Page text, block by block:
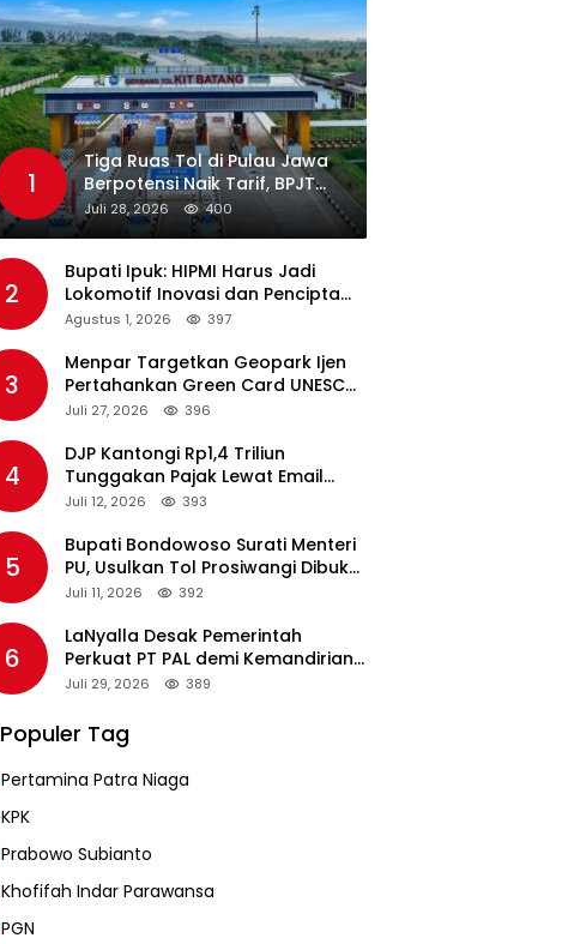
1
Tiga Ruas Tol di Pulau Jawa
Berpotensi Naik Tarif, BPJT
Tunggu Hasil Evaluasi
Standar Pelayanan
Juli 28, 2026 400
2
Bupati Ipuk: HIPMI Harus Jadi
Lokomotif Inovasi dan Pencipta
Lapangan Kerja
Agustus 1, 2026 397
3
Menpar Targetkan Geopark Ijen
Pertahankan Green Card UNESCO
pada Revalidasi Agustus 2026
Juli 27, 2026 396
4
DJP Kantongi Rp1,4 Triliun
Tunggakan Pajak Lewat Email
Pengingat, Total Piutang Masih
Juli 12, 2026 393
5
Bupati Bondowoso Surati Menteri
PU, Usulkan Tol Prosiwangi Dibuka
Sementara
Juli 11, 2026 392
6
LaNyalla Desak Pemerintah
Perkuat PT PAL demi Kemandirian
Industri Pertahanan Maritim
Juli 29, 2026 389
Populer Tag
Pertamina Patra Niaga
KPK
Prabowo Subianto
Khofifah Indar Parawansa
PGN